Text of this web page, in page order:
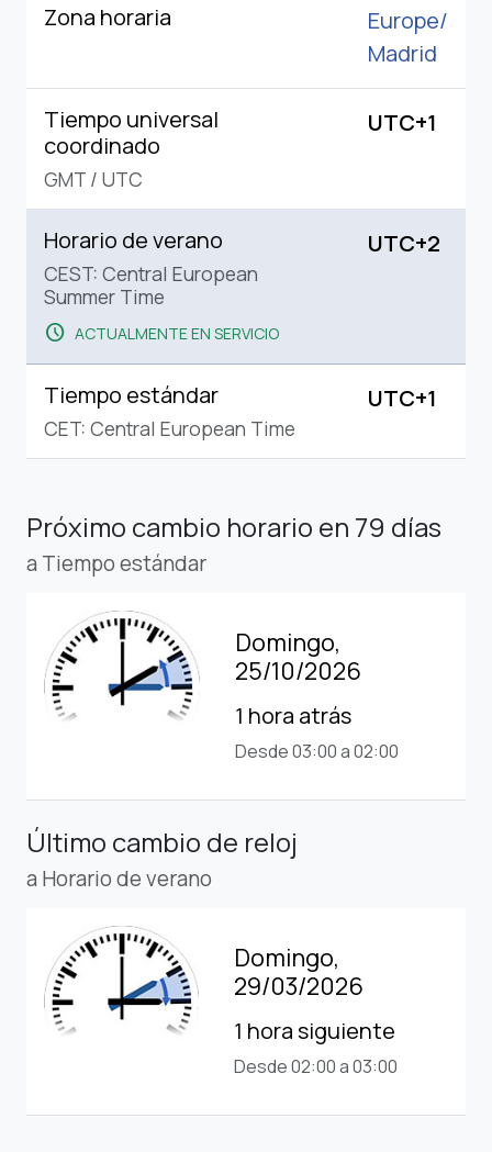
Zona horaria
Europe/
Madrid
Tiempo universal
coordinado
GMT / UTC
UTC+1
Horario de verano
CEST: Central European
Summer Time
schedule ACTUALMENTE EN SERVICIO
UTC+2
Tiempo estándar
CET: Central European Time
UTC+1
Próximo cambio horario en 79 días
a Tiempo estándar
Domingo,
25/10/2026
1 hora atrás
Desde 03:00 a 02:00
Último cambio de reloj
a Horario de verano
Domingo,
29/03/2026
1 hora siguiente
Desde 02:00 a 03:00